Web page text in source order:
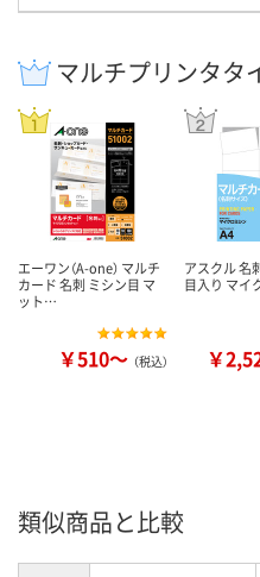
マルチプリンタタ
エーワン（A-one） マルチ
カード 名刺 ミシン目 マ
ット…
￥510～ （税込）
アスクル 名
目入り マイ
￥
類似商品と比較